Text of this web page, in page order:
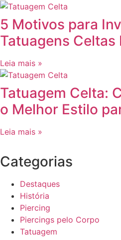
5 Motivos para
Tatuagens Celtas
Leia mais »
Tatuagem Celta:
o Melhor Estilo
Leia mais »
Categorias
Destaques
História
Piercing
Piercings pelo Corpo
Tatuagem